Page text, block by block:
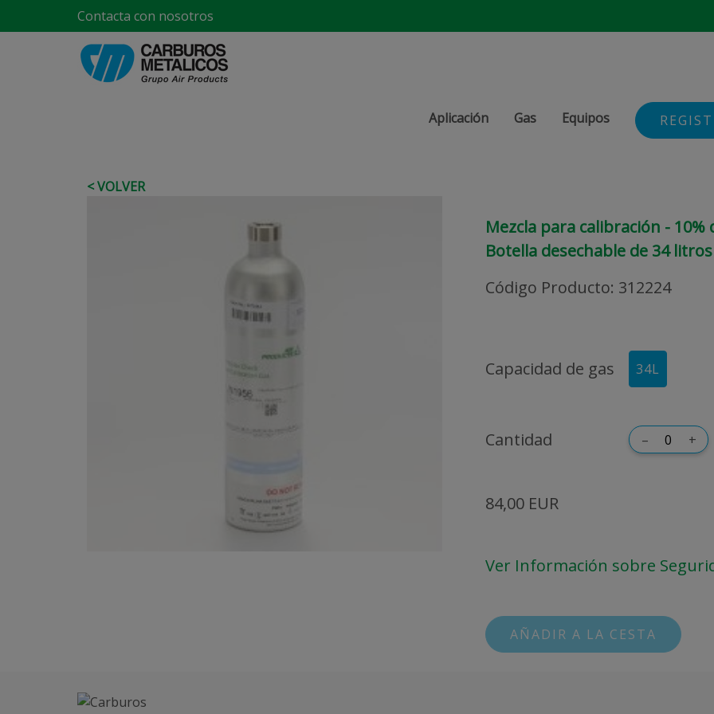
Contacta con nosotros
Aplicación Gas Equipos
< VOLVER
Mezcla para calibración -
Botella desechable de 34 litros
Código Producto: 312224
Capacidad de gas 34L
Cantidad – +
84,00 EUR
Ver Información sobre
AÑADIR A LA CESTA